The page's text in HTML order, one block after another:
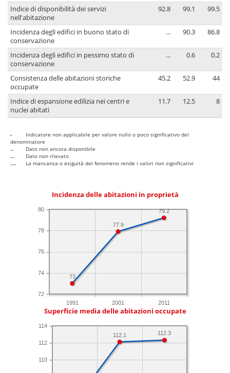
Indice di disponibilità dei servizi
nell'abitazione
92.8 99.1 99.5
Incidenza degli edifici in buono stato di
conservazione
... 90.3 86.8
Incidenza degli edifici in pessimo stato di
conservazione
... 0.6 0.2
Consistenza delle abitazioni storiche
occupate
45.2 52.9 44
Indice di espansione edilizia nei centri e
nuclei abitati
11.7 12.5 8
-
Indicatore non applicabile per valore nullo o poco significativo del
denominatore
..
Dato non ancora disponibile
...
Dato non rilevato
....
La mancanza o esiguità del fenomeno rende i valori non significativi
Incidenza delle abitazioni in proprietà
1991 2001 2011
72
74
76
78
80 79.2
77.9
73
Superficie media delle abitazioni occupate
110
112
114
112.3
112.1